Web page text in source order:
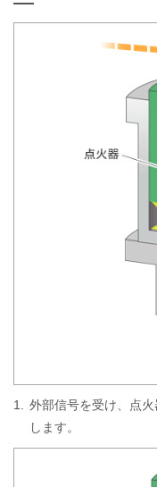
1.
外部信号を受け、点
します。